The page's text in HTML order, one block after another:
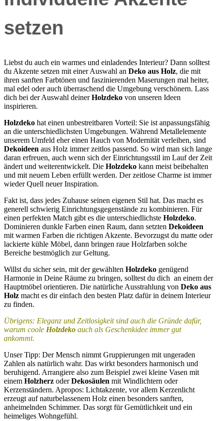
setzen
Liebst du auch ein warmes und einladendes Interieur? Dann solltest
du Akzente setzen mit einer Auswahl an Deko aus Holz, die mit
ihren sanften Farbtönen und faszinierenden Maserungen mal heiter,
mal edel oder auch überraschend die Umgebung verschönern. Lass
dich bei der Auswahl deinerHolzdeko von unseren Ideen
inspirieren.
Holzdeko hat einen unbestreitbaren Vorteil: Sie ist anpassungsfähig
an die unterschiedlichsten Umgebungen. Während Metallelemente
unserem Umfeld eher einen Hauch von Modernität verleihen, sind
Dekoideen aus Holz immer zeitlos passend. So wird man sich lange
daran erfreuen, auch wenn sich der Einrichtungsstil im Lauf der Zeit
ändert und weiterentwickelt. Die Holzdeko kann meist beibehalten
und mit neuem Leben erfüllt werden. Der zeitlose Charme ist immer
wieder Quell neuer Inspiration.
Fakt ist, dass jedes Zuhause seinen eigenen Stil hat. Das macht es
generell schwierig Einrichtungsgegenstände zu kombinieren. Für
einen perfekten Match gibt es die unterschiedlichste Holzdeko.
Dominieren dunkle Farben einen Raum, dann setzten Dekoideen
mit warmen Farben die richtigen Akzente. Bevorzugst du matte oder
lackierte kühle Möbel, dann bringen raue Holzfarben solche
Bereiche bestmöglich zur Geltung.
Willst du sicher sein, mit der gewählten Holzdeko genügend
Harmonie in Deine Räume zu bringen, solltest du dich an einem der
Hauptmöbel orientieren. Die natürliche Ausstrahlung von Deko aus
Holz macht es dir einfach den besten Platz dafür in deinem Interieur
zu finden.
Übrigens: Eleganz und Zeitlosigkeit sind auch die Gründe dafür,
warum coole Holzdeko auch als Geschenkidee immer gut
ankommt.
Unser Tipp: Der Mensch nimmt Gruppierungen mit ungeraden
Zahlen als natürlich wahr. Das wirkt besonders harmonisch und
beruhigend. Arrangiere also zum Beispiel zwei kleine Vasen mit
einem Holzherz oderDekosäulen mit Windlichtern oder
Kerzenständern. Apropos: Lichtakzente, vor allem Kerzenlicht
erzeugt auf naturbelassenem Holz einen besonders sanften,
anheimelnden Schimmer. Das sorgt für Gemütlichkeit und ein
heimeliges Wohngefühl.